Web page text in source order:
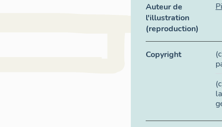
Auteur de
l'illustration
(reproduction)
Copyright